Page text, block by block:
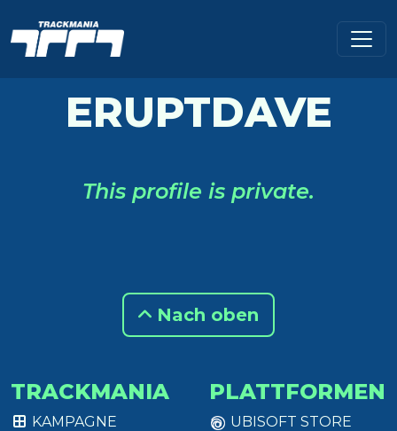
ERUPTDAVE
This profile is private.
Nach oben
TRACKMANIA
KAMPAGNE
PLATTFORMEN
UBISOFT STORE